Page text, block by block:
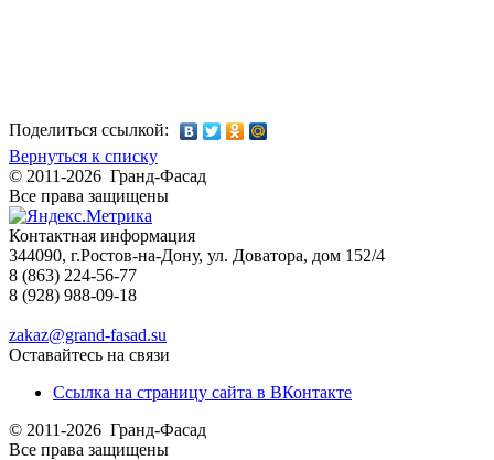
Поделиться ссылкой:
Вернуться к списку
© 2011-2026 Гранд-Фасад
Все права защищены
Контактная информация
344090, г.Ростов-на-Дону, ул. Доватора, дом 152/4
8 (863) 224-56-77
8 (928) 988-09-18
zakaz@grand-fasad.su
Оставайтесь на связи
Ссылка на страницу сайта в ВКонтакте
© 2011-2026 Гранд-Фасад
Все права защищены